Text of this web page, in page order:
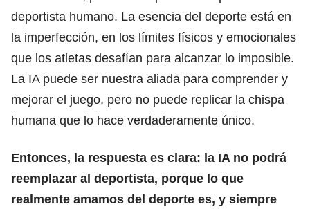
deportista humano. La esencia del deporte está en
la imperfección, en los límites físicos y emocionales
que los atletas desafían para alcanzar lo imposible.
La IA puede ser nuestra aliada para comprender y
mejorar el juego, pero no puede replicar la chispa
humana que lo hace verdaderamente único.
Entonces, la respuesta es clara: la IA no podrá
reemplazar al deportista, porque lo que
realmente amamos del deporte es, y siempre